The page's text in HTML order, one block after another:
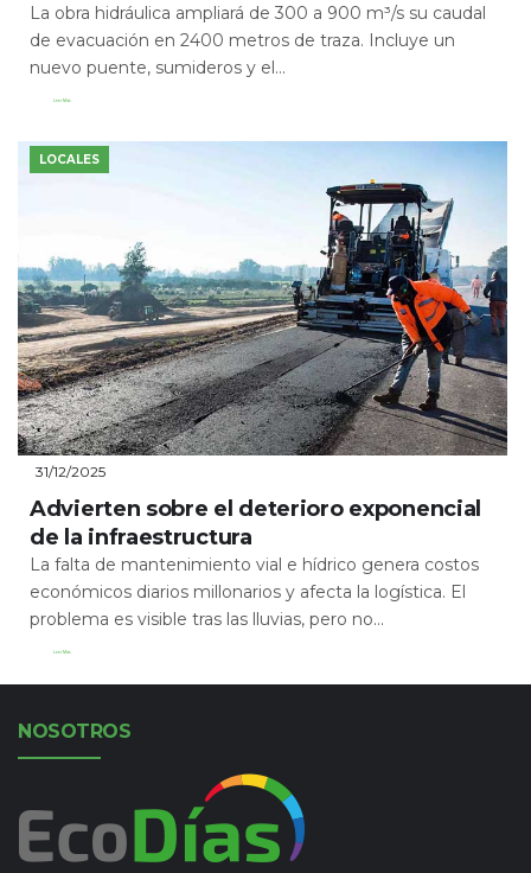
La obra hidráulica ampliará de 300 a 900 m³/s su caudal
de evacuación en 2400 metros de traza. Incluye un
nuevo puente, sumideros y el...
Leer Más
LOCALES
31/12/2025
Advierten sobre el deterioro exponencial
de la infraestructura
La falta de mantenimiento vial e hídrico genera costos
económicos diarios millonarios y afecta la logística. El
problema es visible tras las lluvias, pero no...
Leer Más
NOSOTROS